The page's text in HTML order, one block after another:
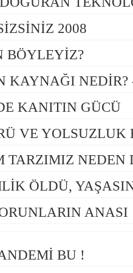
2008
BÖYLEYİZ?
KAYNAĞI NEDİR?
KANITIN GÜCÜ
VE YOLSUZLUK
TARZIMIZ NEDEN
ÖLDÜ,
ANASI
BU !